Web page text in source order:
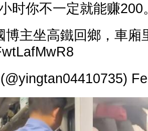
时你不一定就能赚200
博主坐高鐵回鄉，車